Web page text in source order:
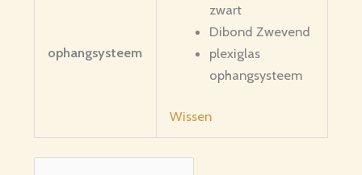
ophangsysteem
zwart
Dibond Zwevend
plexiglas
ophangsysteem
Wissen